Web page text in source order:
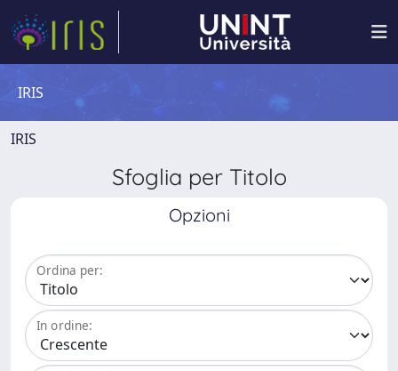
IRIS
IRIS
Sfoglia per Titolo
Opzioni
Ordina per:
In ordine: